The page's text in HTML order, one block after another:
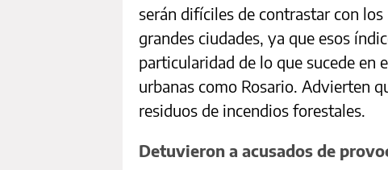
serán difíciles de contrastar con
grandes ciudades, ya que esos
particularidad de lo que sucede en
urbanas como Rosario. Advierten
residuos de incendios forestales.
Detuvieron a acusados de